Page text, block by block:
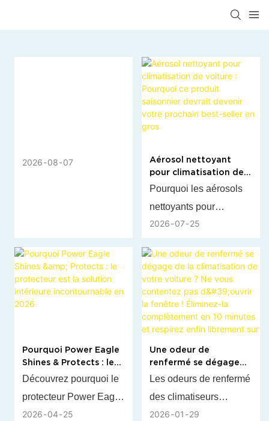
2026 08 07
Aérosol nettoyant
pour climatisation de
voiture : Pourquoi ce
devrait devenir votre
prochain best-seller en
Pourquoi les aérosols
nettoyants pour
climatisation
produit incontournable
de l'été pour les
distributeurs
automobiles ?
Découvrez les
tendances du marché,
les types de produits,
2026 07 25
Pourquoi Power Eagle
Shines & Protects : le
protecteur est la
incontournable en
2026
Découvrez pourquoi le
protecteur Power Eagle
Shines & Protects est
2026 04 25
Une odeur de
renfermé se dégage
de la climatisation de
contentez pas d'ouvrir
la fenêtre ! Éliminez-la
Les odeurs de renfermé
des climatiseurs
proviennent de
2026 01 29